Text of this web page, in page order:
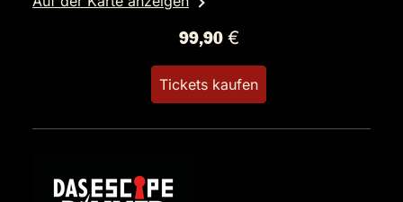
99,90 €
Tickets kaufen